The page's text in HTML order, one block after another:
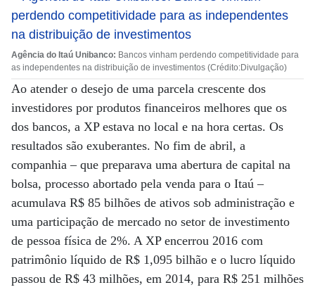
Agência do Itaú Unibanco: Bancos vinham perdendo competitividade para
as independentes na distribuição de investimentos (Crédito:Divulgação)
Ao atender o desejo de uma parcela crescente dos
investidores por produtos financeiros melhores que os
dos bancos, a XP estava no local e na hora certas. Os
resultados são exuberantes. No fim de abril, a
companhia – que preparava uma abertura de capital na
bolsa, processo abortado pela venda para o Itaú –
acumulava R$ 85 bilhões de ativos sob administração e
uma participação de mercado no setor de investimento
de pessoa física de 2%. A XP encerrou 2016 com
patrimônio líquido de R$ 1,095 bilhão e o lucro líquido
passou de R$ 43 milhões, em 2014, para R$ 251 milhões